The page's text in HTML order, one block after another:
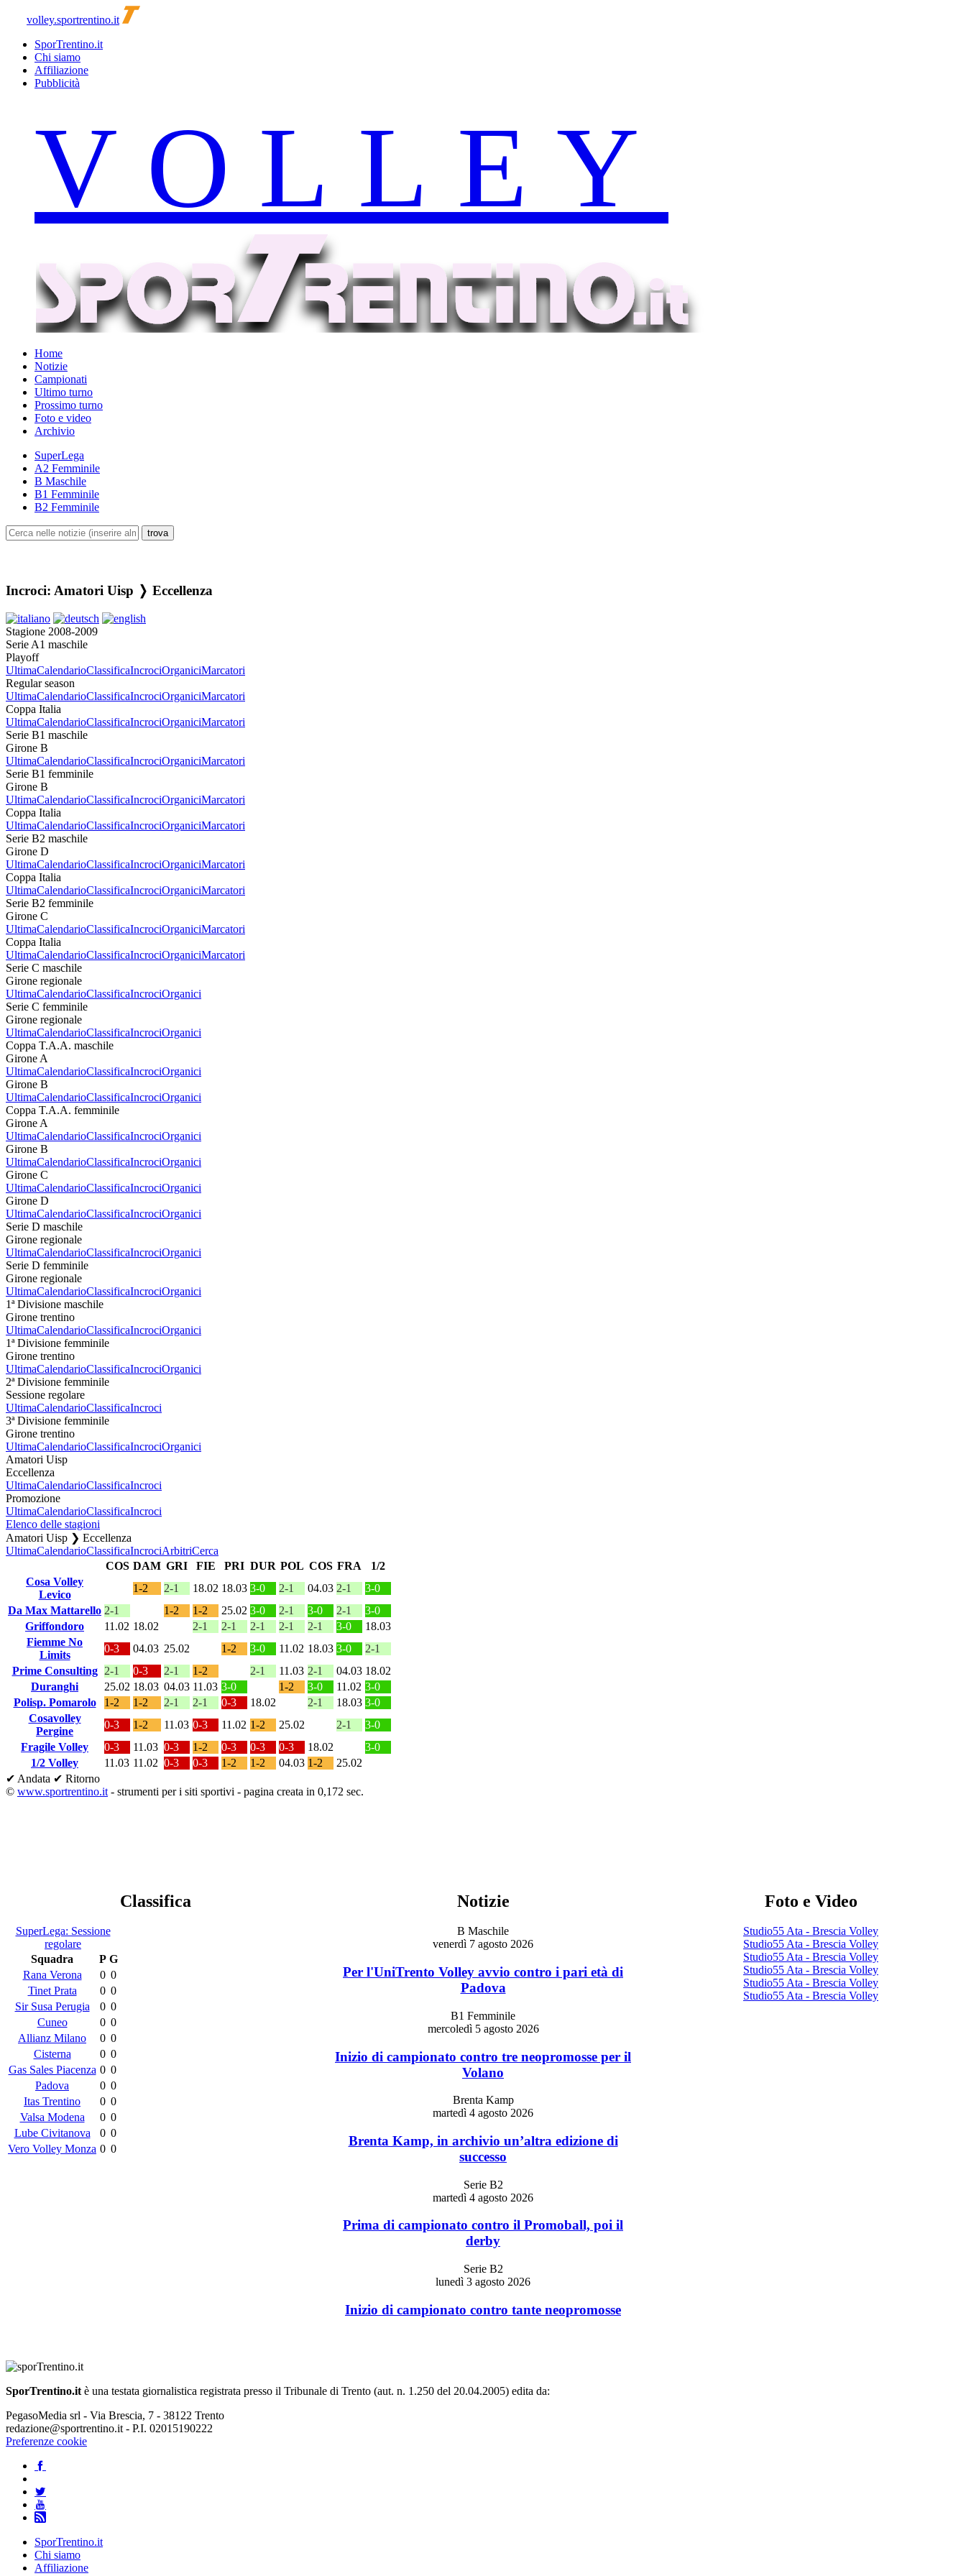
volley.sportrentino.it
SporTrentino.it
Chi siamo
Affiliazione
Pubblicità
Home
Notizie
Campionati
Ultimo turno
Prossimo turno
Foto e video
Archivio
SuperLega
A2 Femminile
B Maschile
B1 Femminile
B2 Femminile
Incroci: Amatori Uisp ❭ Eccellenza
Stagione 2008-2009
Serie A1 maschile
Playoff
UltimaCalendarioClassificaIncrociOrganiciMarcatori
Regular season
UltimaCalendarioClassificaIncrociOrganiciMarcatori
Coppa Italia
UltimaCalendarioClassificaIncrociOrganiciMarcatori
Serie B1 maschile
Girone B
UltimaCalendarioClassificaIncrociOrganiciMarcatori
Serie B1 femminile
Girone B
UltimaCalendarioClassificaIncrociOrganiciMarcatori
Coppa Italia
UltimaCalendarioClassificaIncrociOrganiciMarcatori
Serie B2 maschile
Girone D
UltimaCalendarioClassificaIncrociOrganiciMarcatori
Coppa Italia
UltimaCalendarioClassificaIncrociOrganiciMarcatori
Serie B2 femminile
Girone C
UltimaCalendarioClassificaIncrociOrganiciMarcatori
Coppa Italia
UltimaCalendarioClassificaIncrociOrganiciMarcatori
Serie C maschile
Girone regionale
UltimaCalendarioClassificaIncrociOrganici
Serie C femminile
Girone regionale
UltimaCalendarioClassificaIncrociOrganici
Coppa T.A.A. maschile
Girone A
UltimaCalendarioClassificaIncrociOrganici
Girone B
UltimaCalendarioClassificaIncrociOrganici
Coppa T.A.A. femminile
Girone A
UltimaCalendarioClassificaIncrociOrganici
Girone B
UltimaCalendarioClassificaIncrociOrganici
Girone C
UltimaCalendarioClassificaIncrociOrganici
Girone D
UltimaCalendarioClassificaIncrociOrganici
Serie D maschile
Girone regionale
UltimaCalendarioClassificaIncrociOrganici
Serie D femminile
Girone regionale
UltimaCalendarioClassificaIncrociOrganici
1ª Divisione maschile
Girone trentino
UltimaCalendarioClassificaIncrociOrganici
1ª Divisione femminile
Girone trentino
UltimaCalendarioClassificaIncrociOrganici
2ª Divisione femminile
Sessione regolare
UltimaCalendarioClassificaIncroci
3ª Divisione femminile
Girone trentino
UltimaCalendarioClassificaIncrociOrganici
Amatori Uisp
Eccellenza
UltimaCalendarioClassificaIncroci
Promozione
UltimaCalendarioClassificaIncroci
Elenco delle stagioni
Amatori Uisp ❯ Eccellenza
UltimaCalendarioClassificaIncrociArbitriCerca
COS DAM GRI FIE PRI DUR POL COS FRA
1/2
Cosa Volley
Levico
1-2 2-1 18.02 18.03 3-0 2-1 04.03 2-1
3-0
Da Max Mattarello 2-1 1-2 1-2 25.02 3-0 2-1 3-0 2-1
3-0
Griffondoro
11.02 18.02 2-1 2-1 2-1 2-1 2-1 3-0
18.03
Fiemme No
Limits
0-3 04.03 25.02 1-2 3-0 11.02 18.03 3-0
2-1
Prime Consulting
2-1 0-3 2-1 1-2 2-1 11.03 2-1 04.03 18.02
Duranghi
25.02 18.03 04.03 11.03 3-0 1-2 3-0 11.02 3-0
Polisp. Pomarolo
1-2 1-2 2-1 2-1 0-3 18.02 2-1 18.03 3-0
Cosavolley
Pergine
0-3 1-2 11.03 0-3 11.02 1-2 25.02 2-1
3-0
Fragile Volley
0-3 11.03 0-3 1-2 0-3 0-3 0-3 18.02
3-0
1/2 Volley
11.03 11.02 0-3 0-3 1-2 1-2 04.03 1-2
25.02
✔ Andata ✔ Ritorno
© www.sportrentino.it - strumenti per i siti sportivi - pagina creata in 0,172 sec.
Classifica
SuperLega: Sessione
regolare
Squadra
P G
Rana Verona
0 0
Tinet Prata
0 0
Sir Susa Perugia
0 0
Cuneo
0 0
Allianz Milano
0 0
Cisterna
0 0
Gas Sales Piacenza 0 0
Padova
0 0
Itas Trentino
0 0
Valsa Modena
0 0
Lube Civitanova
0 0
Vero Volley Monza 0 0
Notizie
B Maschile
venerdì 7 agosto 2026
Per l'UniTrento Volley avvio contro i pari età di
Padova
B1 Femminile
mercoledì 5 agosto 2026
Inizio di campionato contro tre neopromosse per il
Volano
Brenta Kamp
martedì 4 agosto 2026
Brenta Kamp, in archivio un’altra edizione di
successo
Serie B2
martedì 4 agosto 2026
Prima di campionato contro il Promoball, poi il
derby
Serie B2
lunedì 3 agosto 2026
Inizio di campionato contro tante neopromosse
Foto e Video
Studio55 Ata - Brescia Volley
Studio55 Ata - Brescia Volley
Studio55 Ata - Brescia Volley
Studio55 Ata - Brescia Volley
Studio55 Ata - Brescia Volley
Studio55 Ata - Brescia Volley
SporTrentino.it è una testata giornalistica registrata presso il Tribunale di Trento (aut. n. 1.250 del 20.04.2005) edita da:
PegasoMedia srl - Via Brescia, 7 - 38122 Trento
redazione@sportrentino.it - P.I. 02015190222
Preferenze cookie
SporTrentino.it
Chi siamo
Affiliazione